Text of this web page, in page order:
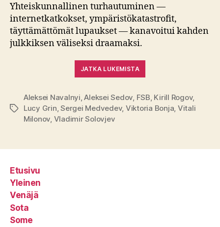
Yhteiskunnallinen turhautuminen —
internetkatkokset, ympäristökatastrofit,
täyttämättömät lupaukset — kanavoitui kahden
julkkiksen väliseksi draamaksi.
JATKA LUKEMISTA
Avainsanat
Aleksei Navalnyi ,Aleksei Sedov FSB Kirill Rogov,
Lucy Grin ,Sergei Medvedev, Viktoria Bonja Vitali
Milonov Vladimir Solovjev
Etusivu
Yleinen
Venäjä
Sota
Some